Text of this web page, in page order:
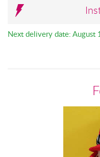
Next delivery date: August